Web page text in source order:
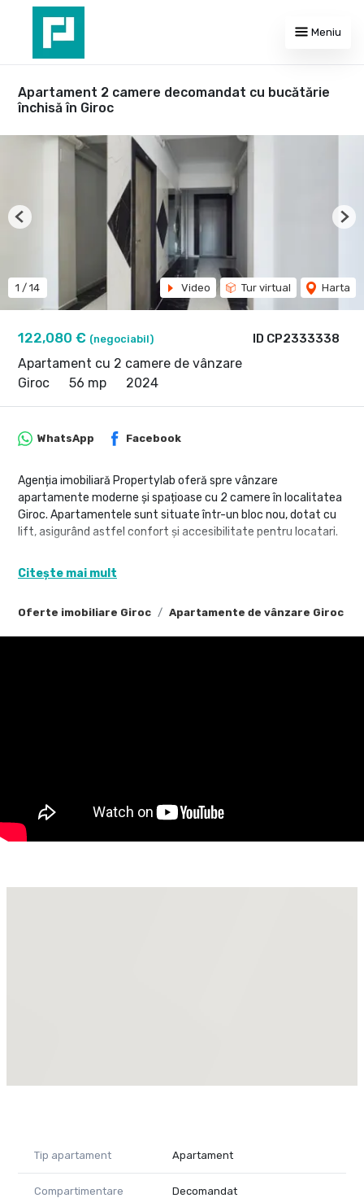
Meniu
Apartament 2 camere decomandat cu bucătărie
închisă în Giroc
ID CP2333338
122,080 € (negociabil)
Apartament cu 2 camere de vânzare
Giroc
56 mp 2024
1 / 14 Video Tur virtual Harta
Previous
Oferte imobiliare Giroc Apartamente de vânzare Giroc
WhatsApp Facebook
Agenția imobiliară Propertylab oferă spre vânzare
apartamente moderne și spațioase cu 2 camere în localitatea
Giroc. Apartamentele sunt situate într-un bloc nou, dotat cu
lift, asigurând astfel confort și accesibilitate pentru locatari.
Compartimentare: Bucătărie închisă, hol decomandat, 1 baie, 1
Etaj: Disponibil la etajele 2 și 3
Daniela Ianc - consultant imobiliar PropertyLab
Telefon: 0722375289
mail: daniela.ianc@propertylab.ro
Citește mai mult
Tip apartament Apartament
Compartimentare Decomandat